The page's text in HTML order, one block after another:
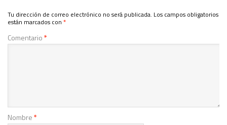
Tu dirección de correo electrónico no será publicada. Los campos obligatorios
están marcados con *
Comentario*
Nombre*